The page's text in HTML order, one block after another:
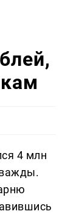
4 млн